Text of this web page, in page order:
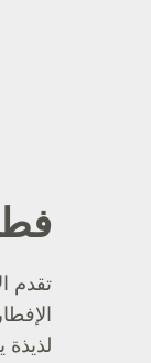
تقدم
لذيذة